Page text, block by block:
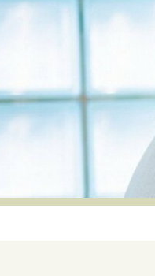
働き方